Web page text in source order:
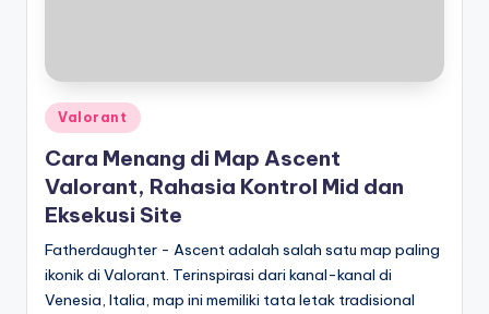
Posted
in
Valorant
Cara Menang di Map Ascent
Valorant, Rahasia Kontrol Mid dan
Eksekusi Site
Fatherdaughter - Ascent adalah salah satu map paling
ikonik di Valorant. Terinspirasi dari kanal-kanal di
Venesia, Italia, map ini memiliki tata letak tradisional